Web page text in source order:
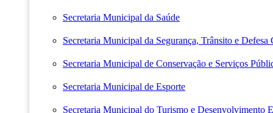
Secretaria Municipal da Saúde
Secretaria Municipal da Segurança, Trânsito e Defesa
Secretaria Municipal de Conservação e Serviços
Secretaria Municipal de Esporte
Secretaria Municipal do Turismo e Desenvolvimento